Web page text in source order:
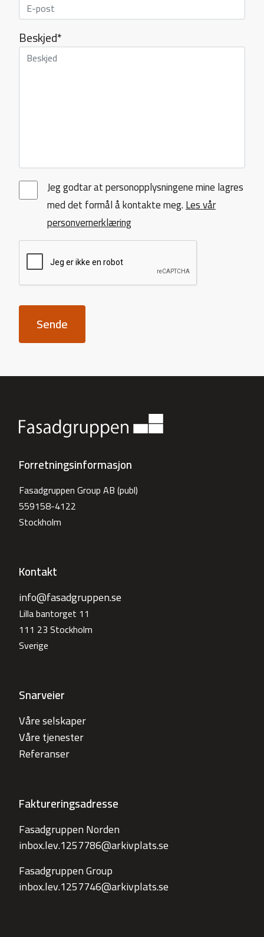
Beskjed*
Jeg godtar at personopplysningene mine lagres
med det formål å kontakte meg.Les vår
personvernerklæring
Sende
Forretningsinformasjon
Fasadgruppen Group AB (publ)
559158-4122
Stockholm
Kontakt
info@fasadgruppen.se
Lilla bantorget 11
111 23 Stockholm
Sverige
Snarveier
Våre selskaper
Våre tjenester
Referanser
Faktureringsadresse
Fasadgruppen Norden
inbox.lev.1257786@arkivplats.se
Fasadgruppen Group
inbox.lev.1257746@arkivplats.se